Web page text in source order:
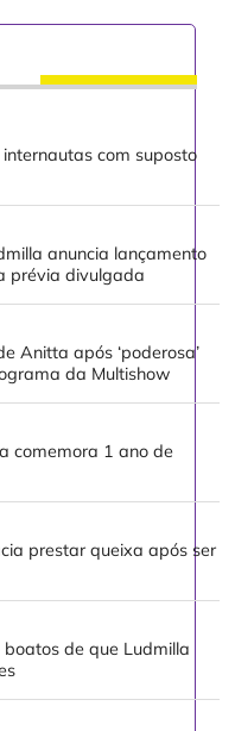
com suposto
anuncia lançamento
prévia divulgada
Anitta após ‘poderosa’
da Multishow
comemora 1 ano de
prestar queixa após ser
de que Ludmilla